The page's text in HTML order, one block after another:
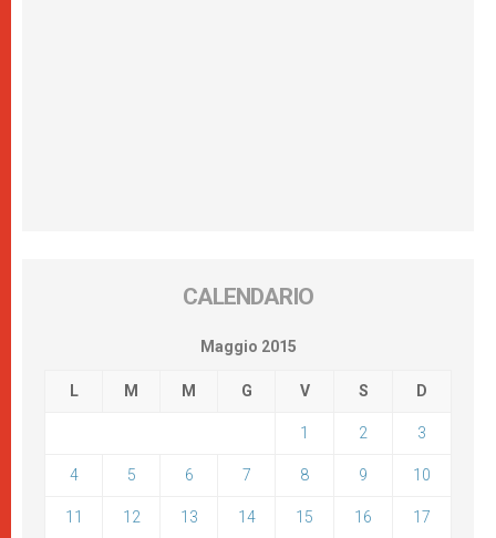
CALENDARIO
Maggio 2015
L M M G V S D
1 2 3
4 5 6 7 8 9 10
11 12 13 14 15 16 17